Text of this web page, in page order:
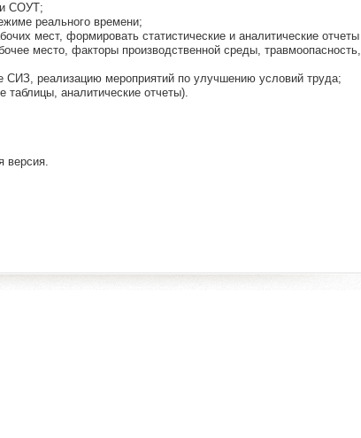
СОУТ;
реального времени;
мест, формировать статистические и аналитические отчеты
место, факторы производственной среды, травмоопасность,
СИЗ, реализацию мероприятий по улучшению условий труда;
таблицы, аналитические отчеты).
версия.